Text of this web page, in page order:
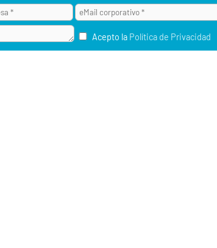
Acepto la Política de Privacidad